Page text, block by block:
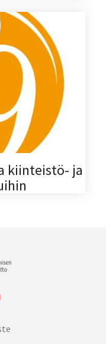
kiinteistö- ja